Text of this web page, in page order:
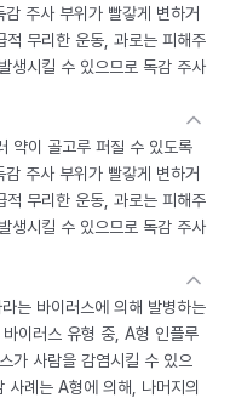
주사 부위가 빨갛게 변하거
무리한 운동, 과로는 피해주
생시킬 수 있으므로 독감 주사
약이 골고루 퍼질 수 있도록
주사 부위가 빨갛게 변하거
무리한 운동, 과로는 피해주
생시킬 수 있으므로 독감 주사
는 바이러스에 의해 발병하는
이러스 유형 중, A형 인플루
가 사람을 감염시킬 수 있으
례는 A형에 의해, 나머지의